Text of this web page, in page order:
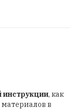
инструкции, как
в